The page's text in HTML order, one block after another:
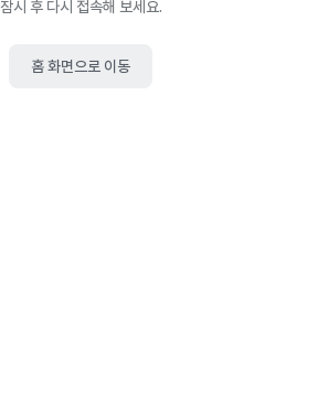
잠시 후 다시 접속해 보세요.
홈 화면으로 이동